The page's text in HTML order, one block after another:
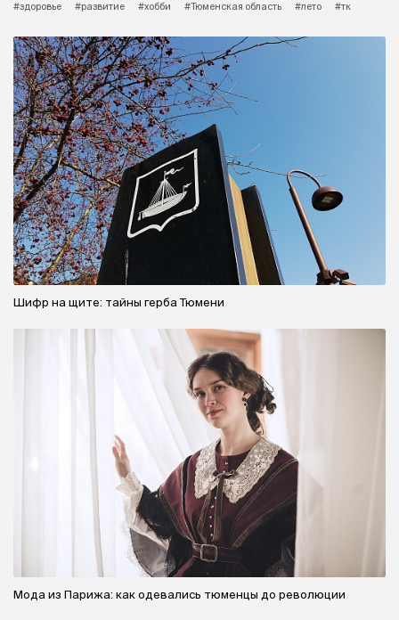
#здоровье
#развитие #хобби #Тюменская область #лето #тк
Шифр на щите: тайны герба Тюмени
Мода из Парижа: как одевались тюменцы до революции